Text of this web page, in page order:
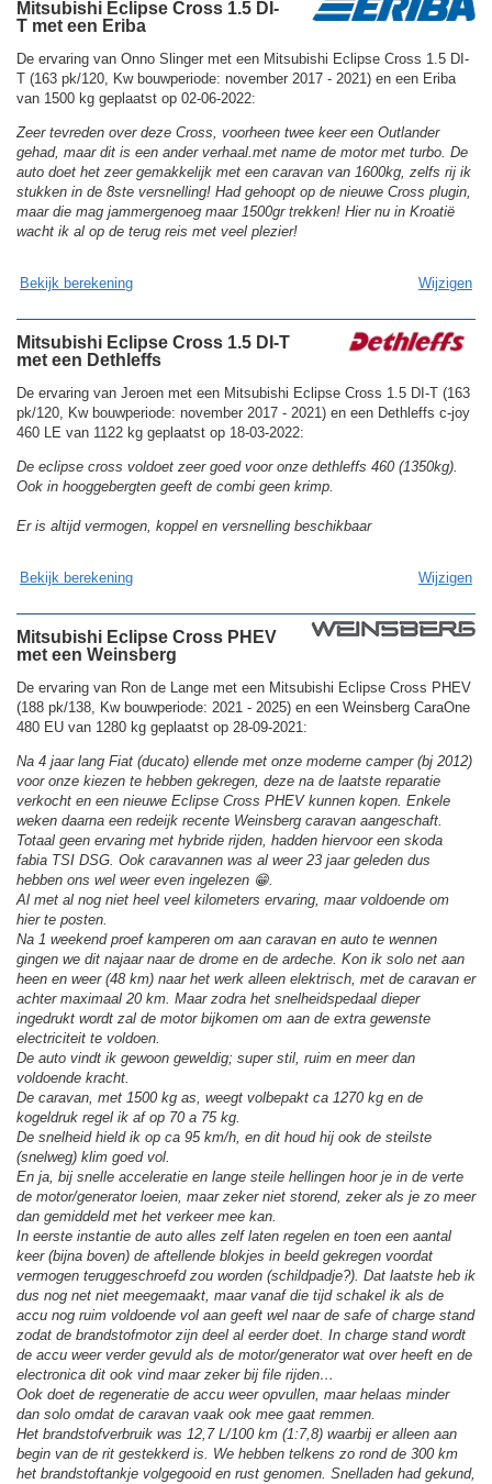
Mitsubishi Eclipse Cross 1.5 DI-
T met een Eriba
De ervaring van Onno Slinger met een Mitsubishi Eclipse Cross 1.5 DI-
T (163 pk/120, Kw bouwperiode: november 2017 - 2021) en een Eriba
van 1500 kg geplaatst op 02-06-2022:
Zeer tevreden over deze Cross, voorheen twee keer een Outlander
gehad, maar dit is een ander verhaal.met name de motor met turbo. De
auto doet het zeer gemakkelijk met een caravan van 1600kg, zelfs rij ik
stukken in de 8ste versnelling! Had gehoopt op de nieuwe Cross plugin,
maar die mag jammergenoeg maar 1500gr trekken! Hier nu in Kroatië
wacht ik al op de terug reis met veel plezier!
Bekijk berekening Wijzigen
Mitsubishi Eclipse Cross 1.5 DI-T
met een Dethleffs
De ervaring van Jeroen met een Mitsubishi Eclipse Cross 1.5 DI-T (163
pk/120, Kw bouwperiode: november 2017 - 2021) en een Dethleffs c-joy
460 LE van 1122 kg geplaatst op 18-03-2022:
De eclipse cross voldoet zeer goed voor onze dethleffs 460 (1350kg).
Ook in hooggebergten geeft de combi geen krimp.
Er is altijd vermogen, koppel en versnelling beschikbaar
Bekijk berekening Wijzigen
Mitsubishi Eclipse Cross PHEV
met een Weinsberg
De ervaring van Ron de Lange met een Mitsubishi Eclipse Cross PHEV
(188 pk/138, Kw bouwperiode: 2021 - 2025) en een Weinsberg CaraOne
480 EU van 1280 kg geplaatst op 28-09-2021:
Na 4 jaar lang Fiat (ducato) ellende met onze moderne camper (bj 2012)
voor onze kiezen te hebben gekregen, deze na de laatste reparatie
verkocht en een nieuwe Eclipse Cross PHEV kunnen kopen. Enkele
weken daarna een redeijk recente Weinsberg caravan aangeschaft.
Totaal geen ervaring met hybride rijden, hadden hiervoor een skoda
fabia TSI DSG. Ook caravannen was al weer 23 jaar geleden dus
hebben ons wel weer even ingelezen 😁.
Al met al nog niet heel veel kilometers ervaring, maar voldoende om
hier te posten.
Na 1 weekend proef kamperen om aan caravan en auto te wennen
gingen we dit najaar naar de drome en de ardeche. Kon ik solo net aan
heen en weer (48 km) naar het werk alleen elektrisch, met de caravan er
achter maximaal 20 km. Maar zodra het snelheidspedaal dieper
ingedrukt wordt zal de motor bijkomen om aan de extra gewenste
electriciteit te voldoen.
De auto vindt ik gewoon geweldig; super stil, ruim en meer dan
voldoende kracht.
De caravan, met 1500 kg as, weegt volbepakt ca 1270 kg en de
kogeldruk regel ik af op 70 a 75 kg.
De snelheid hield ik op ca 95 km/h, en dit houd hij ook de steilste
(snelweg) klim goed vol.
En ja, bij snelle acceleratie en lange steile hellingen hoor je in de verte
de motor/generator loeien, maar zeker niet storend, zeker als je zo meer
dan gemiddeld met het verkeer mee kan.
In eerste instantie de auto alles zelf laten regelen en toen een aantal
keer (bijna boven) de aftellende blokjes in beeld gekregen voordat
vermogen teruggeschroefd zou worden (schildpadje?). Dat laatste heb ik
dus nog net niet meegemaakt, maar vanaf die tijd schakel ik als de
accu nog ruim voldoende vol aan geeft wel naar de safe of charge stand
zodat de brandstofmotor zijn deel al eerder doet. In charge stand wordt
de accu weer verder gevuld als de motor/generator wat over heeft en de
electronica dit ook vind maar zeker bij file rijden…
Ook doet de regeneratie de accu weer opvullen, maar helaas minder
dan solo omdat de caravan vaak ook mee gaat remmen.
Het brandstofverbruik was 12,7 L/100 km (1:7,8) waarbij er alleen aan
begin van de rit gestekkerd is. We hebben telkens zo rond de 300 km
het brandstoftankje volgegooid en rust genomen. Snelladen had gekund,